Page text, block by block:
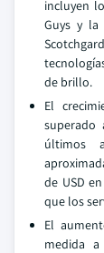
incluyen
Guys y la
de brillo.
El
superado
últimos
de USD
que los
El
medida